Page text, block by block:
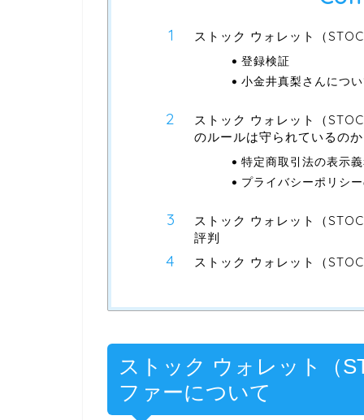
ストック ウォレット（
登録検証
小金井真梨さんにつ
ストック ウォレット（
のルールは守られているの
特定商取引法の表示
プライバシーポリシ
ストック ウォレット（
評判
ストック ウォレット（
ストック ウォレット（
ファーについて